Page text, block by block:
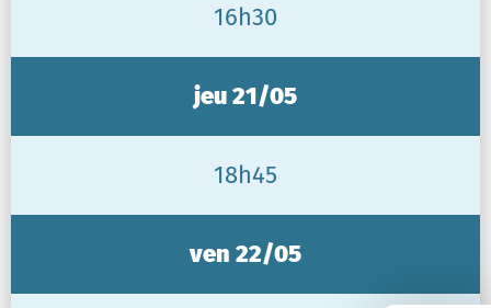
16h30
jeu 21/05
18h45
ven 22/05